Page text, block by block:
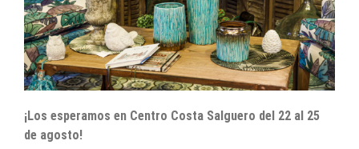
¡Los esperamos en Centro Costa Salguero del 22 al 25
de agosto!